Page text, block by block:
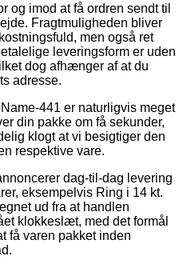
og imod at få ordren sendt til
Fragtmuligheden bliver
men også ret
leveringsform er uden
dog afhænger af at du
adresse.
441 er naturligvis meget
din pakke om få sekunder,
klogt at vi besigtiger den
respektive vare.
dag-til-dag levering
eksempelvis Ring i 14 kt.
ud fra at handlen
klokkeslæt, med det formål
få varen pakket inden